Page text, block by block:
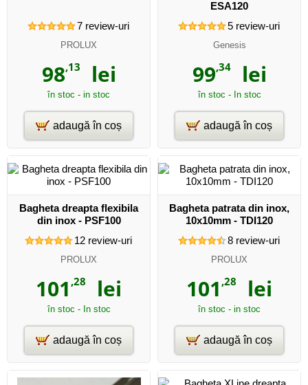
7review-uri
PROLUX
98,13 lei
în stoc - in stoc
adaugă în coș
ESA120
5review-uri
Genesis
99,34lei
în stoc - In stoc
adaugă în coș
Bagheta dreapta flexibila
din inox - PSF100
12review-uri
PROLUX
101 ,28 lei
în stoc - In stoc
adaugă în coș
Bagheta patrata din inox,
10x10mm - TDI120
8review-uri
PROLUX
101 ,28 lei
în stoc - in stoc
adaugă în coș